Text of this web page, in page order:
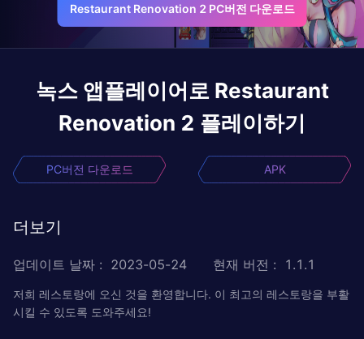
Restaurant Renovation 2 PC버전 다운로드
녹스 앱플레이어로 Restaurant
Renovation 2 플레이하기
PC버전 다운로드 APK
더보기
업데이트 날짜 : 2023-05-24 현재 버전 : 1.1.1
저희 레스토랑에 오신 것을 환영합니다. 이 최고의 레스토랑을 부활
시킬 수 있도록 도와주세요!